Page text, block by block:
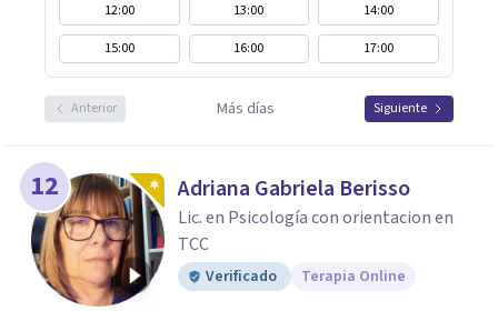
12:00 13:00
14:00
15:00
16:00 17:00
Anterior Más días Siguiente
12 Adriana Gabriela Berisso
Lic. en Psicología con orientacion en
TCC
Verificado Terapia Online